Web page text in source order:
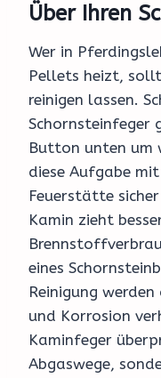
Über Ihren
Wer in
Pellets heizt,
reinigen lassen.
Schornsteinfeger
Button unten um
diese Aufgabe
Feuerstätte
Kamin zieht
eines
Reinigung
und Korrosion
Kaminfeger
Abgaswege,